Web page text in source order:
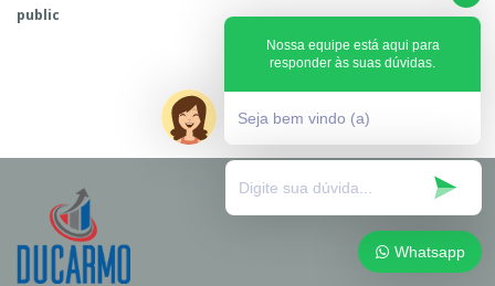
Nossa equipe está aqui para
responder às suas dúvidas.
Seja bem vindo (a)
Whatsapp
public